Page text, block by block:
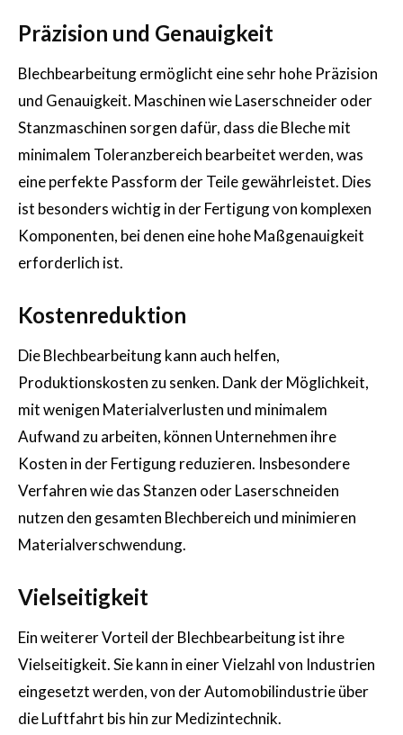
Präzision und Genauigkeit
Blechbearbeitung ermöglicht eine sehr hohe Präzision
und Genauigkeit. Maschinen wie Laserschneider oder
Stanzmaschinen sorgen dafür, dass die Bleche mit
minimalem Toleranzbereich bearbeitet werden, was
eine perfekte Passform der Teile gewährleistet. Dies
ist besonders wichtig in der Fertigung von komplexen
Komponenten, bei denen eine hohe Maßgenauigkeit
erforderlich ist.
Kostenreduktion
Die Blechbearbeitung kann auch helfen,
Produktionskosten zu senken. Dank der Möglichkeit,
mit wenigen Materialverlusten und minimalem
Aufwand zu arbeiten, können Unternehmen ihre
Kosten in der Fertigung reduzieren. Insbesondere
Verfahren wie das Stanzen oder Laserschneiden
nutzen den gesamten Blechbereich und minimieren
Materialverschwendung.
Vielseitigkeit
Ein weiterer Vorteil der Blechbearbeitung ist ihre
Vielseitigkeit. Sie kann in einer Vielzahl von Industrien
eingesetzt werden, von der Automobilindustrie über
die Luftfahrt bis hin zur Medizintechnik.